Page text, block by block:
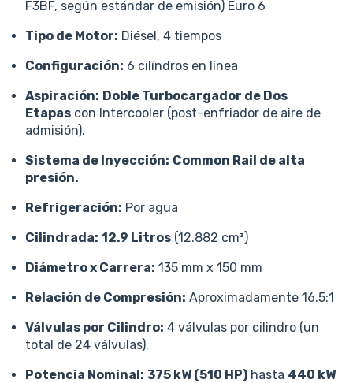
F3BF, según estándar de emisión) Euro 6
Tipo de Motor: Diésel, 4 tiempos
Configuración: 6 cilindros en línea
Aspiración: Doble Turbocargador de Dos
Etapas con Intercooler (post-enfriador de aire de
admisión).
Sistema de Inyección: Common Rail de alta
presión.
Refrigeración: Por agua
Cilindrada: 12.9 Litros (12.882 cm³)
Diámetro x Carrera: 135 mm x 150 mm
Relación de Compresión: Aproximadamente 16.5:1
Válvulas por Cilindro: 4 válvulas por cilindro (un
total de 24 válvulas).
Potencia Nominal: 375 kW (510 HP) hasta 440 kW